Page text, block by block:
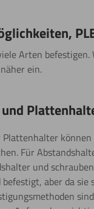
Arten
ein.
Für
und
aber da